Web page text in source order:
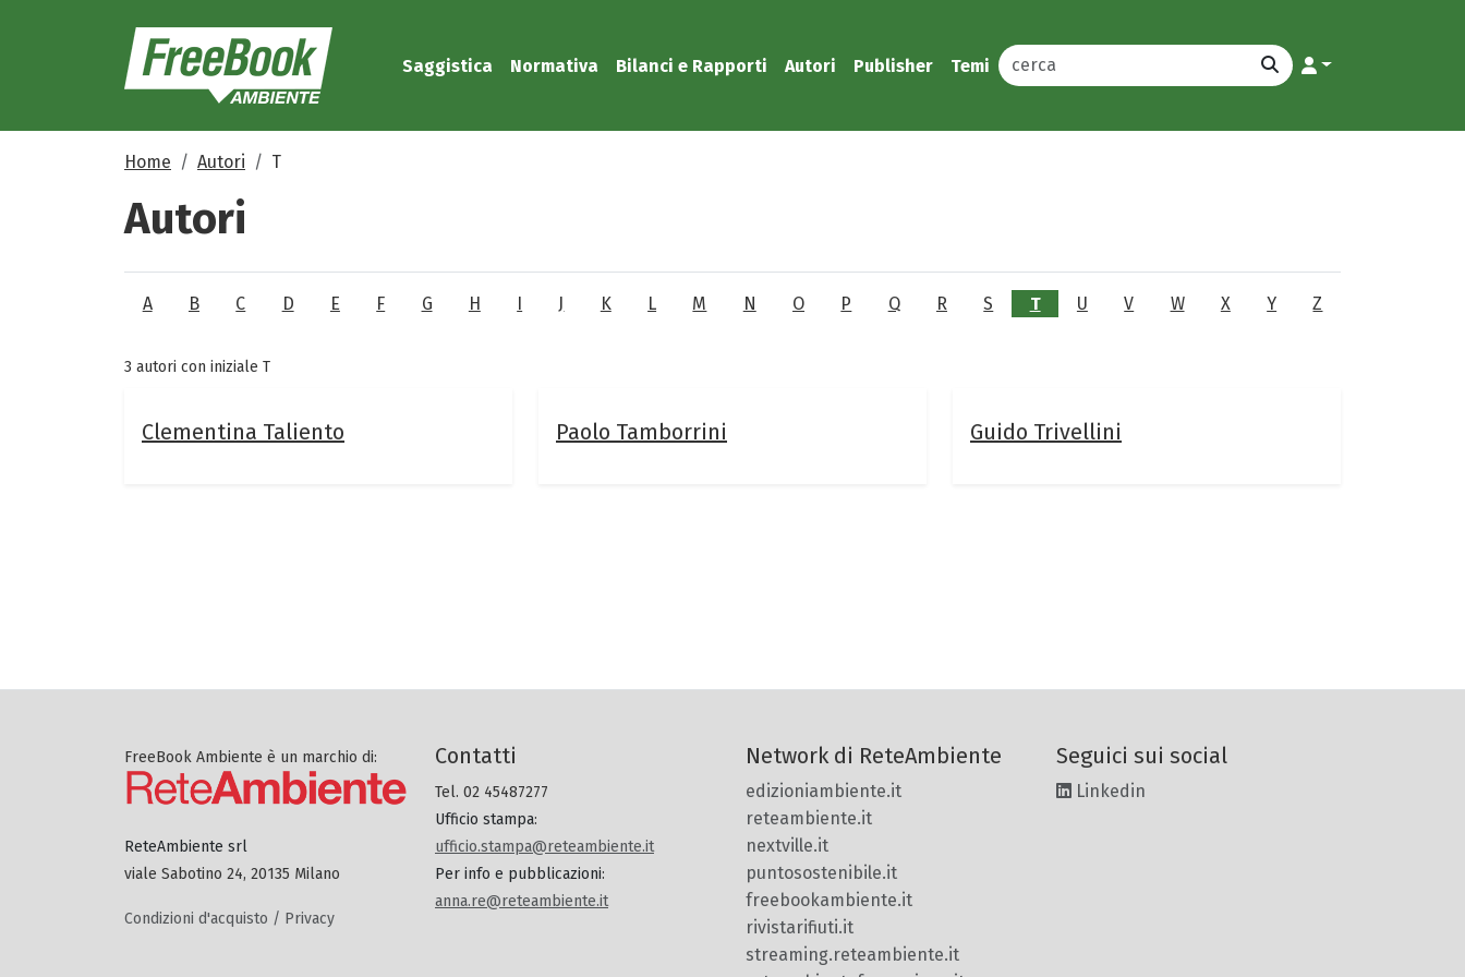
Saggistica Normativa Bilanci e Rapporti Autori Publisher Temi
Home Autori T
Autori
A B C D E F G H I J K L M N O P Q R S T U V W X Y Z
3 autori con iniziale T
Clementina Taliento Paolo Tamborrini Guido Trivellini
FreeBook Ambiente è un marchio di:
ReteAmbiente srl
viale Sabotino 24, 20135 Milano
Condizioni d'acquisto / Privacy
Contatti
Tel. 02 45487277
Ufficio stampa:
ufficio.stampa@reteambiente.it
Per info e pubblicazioni:
anna.re@reteambiente.it
Network di ReteAmbiente
edizioniambiente.it
reteambiente.it
nextville.it
puntosostenibile.it
freebookambiente.it
rivistarifiuti.it
streaming.reteambiente.it
Seguici sui social
Linkedin